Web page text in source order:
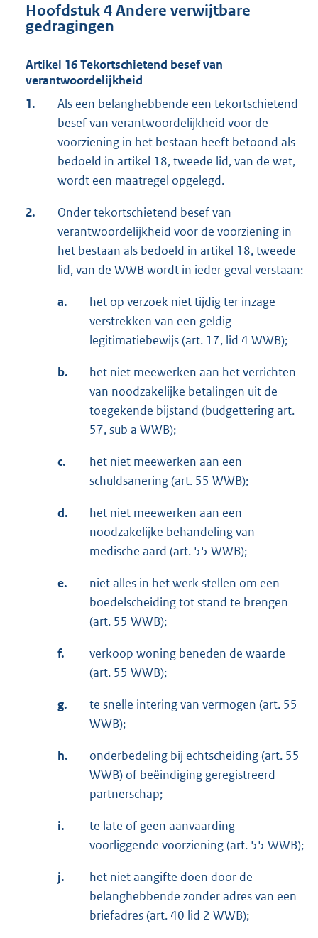
Hoofdstuk 4 Andere verwijtbare
gedragingen
Artikel 16 Tekortschietend besef van
verantwoordelijkheid
1.
Als een belanghebbende een tekortschietend
besef van verantwoordelijkheid voor de
voorziening in het bestaan heeft betoond als
bedoeld in artikel 18, tweede lid, van de wet,
wordt een maatregel opgelegd.
2.
Onder tekortschietend besef van
verantwoordelijkheid voor de voorziening in
het bestaan als bedoeld in artikel 18, tweede
lid, van de WWB wordt in ieder geval verstaan:
a.
het op verzoek niet tijdig ter inzage
verstrekken van een geldig
legitimatiebewijs (art. 17, lid 4 WWB);
b.
het niet meewerken aan het verrichten
van noodzakelijke betalingen uit de
toegekende bijstand (budgettering art.
57, sub a WWB);
c.
het niet meewerken aan een
schuldsanering (art. 55 WWB);
d.
het niet meewerken aan een
noodzakelijke behandeling van
medische aard (art. 55 WWB);
e.
niet alles in het werk stellen om een
boedelscheiding tot stand te brengen
(art. 55 WWB);
f.
verkoop woning beneden de waarde
(art. 55 WWB);
g.
te snelle intering van vermogen (art. 55
WWB);
h.
onderbedeling bij echtscheiding (art. 55
WWB) of beëindiging geregistreerd
partnerschap;
i.
te late of geen aanvaarding
voorliggende voorziening (art. 55 WWB);
j.
het niet aangifte doen door de
belanghebbende zonder adres van een
briefadres (art. 40 lid 2 WWB);